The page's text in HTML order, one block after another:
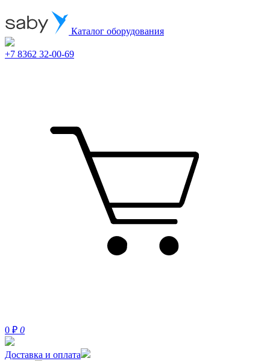
Каталог оборудования
+7 8362 32-00-69
0 ₽ 0
Доставка и оплата